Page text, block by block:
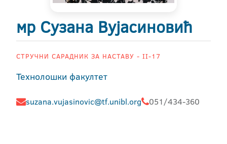
мр Сузана Вујасиновић
СТРУЧНИ САРАДНИК ЗА НАСТАВУ - II-17
Технолошки факултет
suzana.vujasinovic@tf.unibl.org 051/434-360